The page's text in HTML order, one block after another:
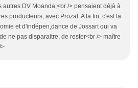
autres DV Moanda,<br /> pensaient déjà à
producteurs, avec Prozal. A la fin, c'est la
et d'indépen,dance de Jossart qui va
ne pas disparaitre, de rester<br /> maître